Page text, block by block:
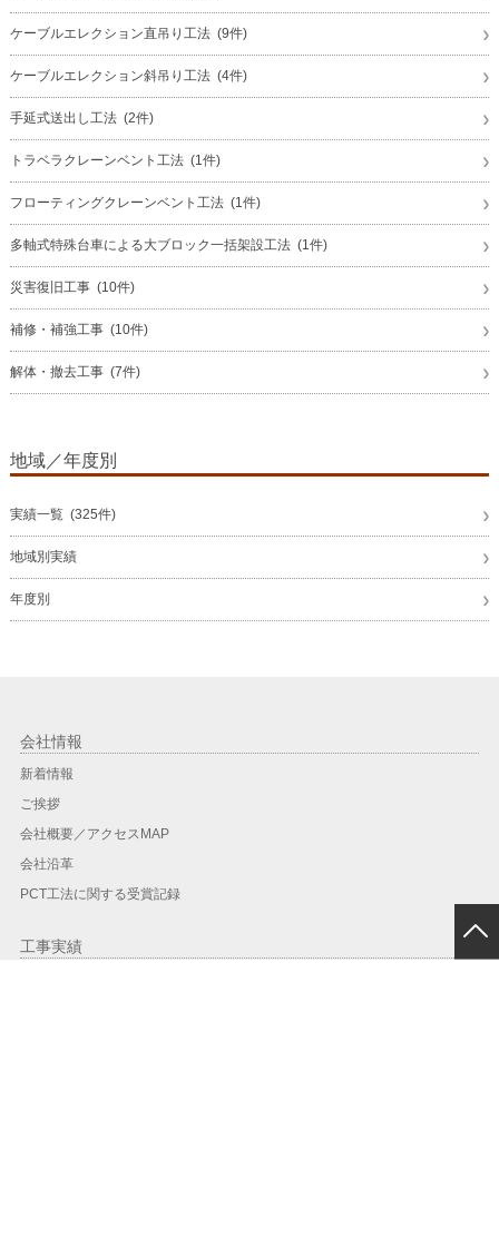
ケーブルエレクション直吊り工法 (9件)
ケーブルエレクション斜吊り工法 (4件)
手延式送出し工法 (2件)
トラベラクレーンベント工法 (1件)
フローティングクレーンベント工法 (1件)
多軸式特殊台車による大ブロック一括架設工法 (1件)
災害復旧工事 (10件)
補修・補強工事 (10件)
解体・撤去工事 (7件)
地域／年度別
実績一覧 (325件)
地域別実績
年度別
会社情報
新着情報
ご挨拶
会社概要／アクセスMAP
会社沿革
PCT工法に関する受賞記録
工事実績